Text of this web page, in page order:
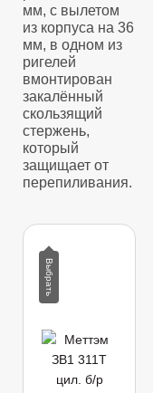
мм, с вылетом
из корпуса на 36
мм, в одном из
ригелей
вмонтирован
закалённый
скользящий
стержень,
который
защищает от
перепиливания.